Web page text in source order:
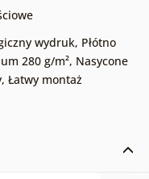
wydruk, Płótno
280 g/m², Nasycone
, Łatwy montaż